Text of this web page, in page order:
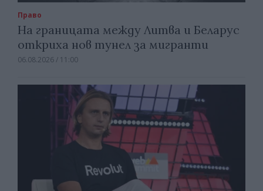
Право
На границата между Литва и Беларус
откриха нов тунел за мигранти
06.08.2026 / 11:00